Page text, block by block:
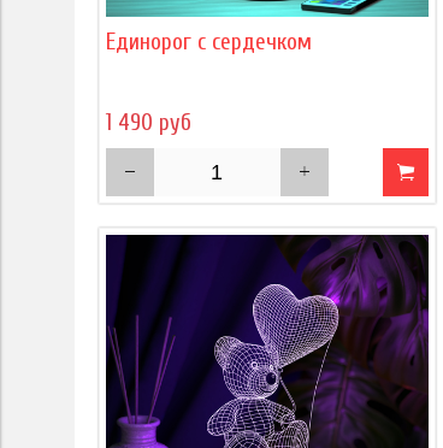
Единорог с сердечком
1 490 руб